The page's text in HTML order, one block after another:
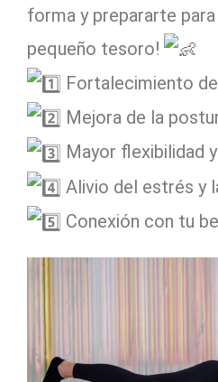
forma y prepararte
pequeño tesoro!
Fortalecimiento
Mejora de la
Mayor flexibilidad
Alivio del estrés y
Conexión con tu